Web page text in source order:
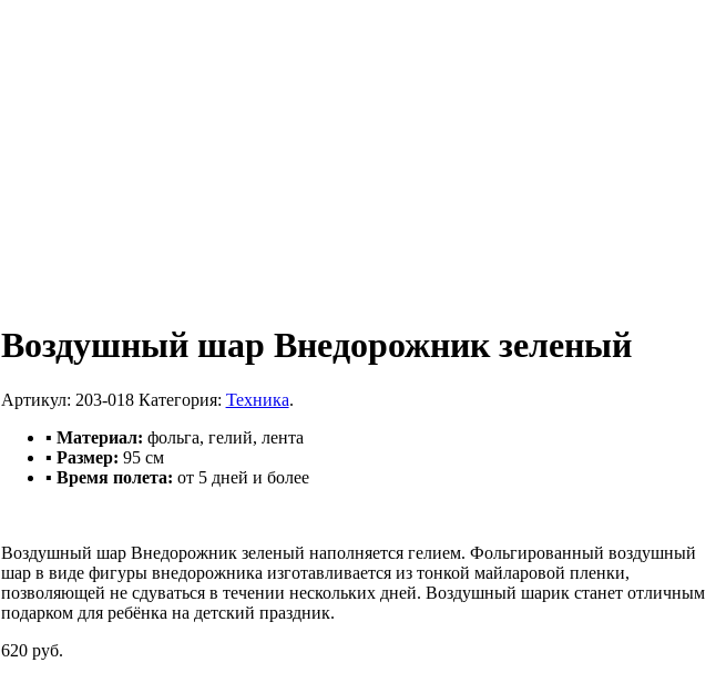
Воздушный шар Внедорожник зеленый
Артикул: 203-018 Категория: Техника.
▪ Материал: фольга, гелий, лента
▪ Размер: 95 см
▪ Время полета: от 5 дней и более
Воздушный шар Внедорожник зеленый наполняется гелием. Фольгированный воздушный
шар в виде фигуры внедорожника изготавливается из тонкой майларовой пленки,
позволяющей не сдуваться в течении нескольких дней. Воздушный шарик станет отличным
подарком для ребёнка на детский праздник.
620 руб.